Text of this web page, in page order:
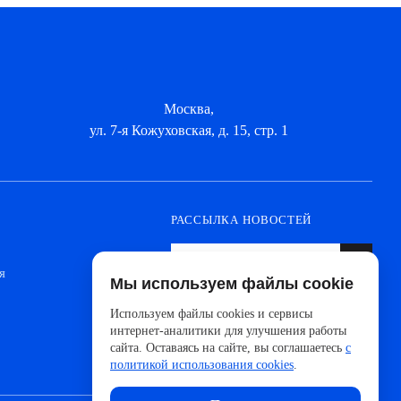
Москва,
ул. 7-я Кожуховская, д. 15, стр. 1
РАССЫЛКА НОВОСТЕЙ
Оформите подписку, чтобы быть в курсе
новинок от ведущих производителей и
новостей АйДистрибьют
Мы используем файлы cookie
Используем файлы cookies и сервисы
интернет-аналитики для улучшения работы
сайта. Оставаясь на сайте, вы соглашаетесь с
политикой использования cookies.